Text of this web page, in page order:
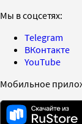
Мы в соцсетях:
Telegram
ВКонтакте
YouTube
Мобильное